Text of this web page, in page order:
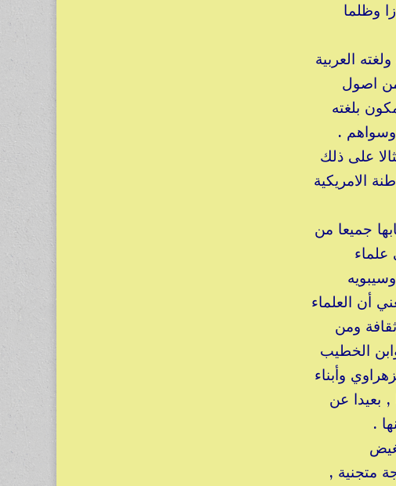
وظلما
العربية
من اصول
بلغته
.
على ذلك
الامريكية
جميعا من
علماء
أن العلماء
ومن
الخطيب
وأبناء
, بعيدا عن
.
متجنية ,